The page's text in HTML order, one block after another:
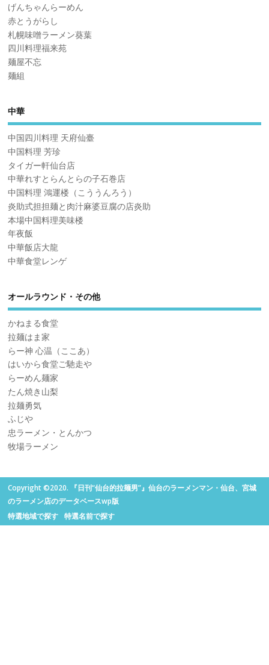
げんちゃんらーめん
赤とうがらし
札幌味噌ラーメン葵葉
四川料理福来苑
麺屋不忘
麺組
中華
中国四川料理 天府仙臺
中国料理 芳珍
タイガー軒仙台店
中華れすとらんとらの子石巻店
中国料理 鴻運楼（こううんろう）
炎助式担担麺と肉汁麻婆豆腐の店炎助
本場中国料理美味楼
年夜飯
中華飯店大龍
中華食堂レンゲ
オールラウンド・その他
かねまる食堂
拉麺はま家
らー神 心温（ここあ）
はいから食堂ご馳走や
らーめん麺家
たん焼き山梨
拉麺勇気
ふじや
忠ラーメン・とんかつ
牧場ラーメン
Copyright ©2020. 『日刊“仙台的拉麺男”』仙台のラーメンマン・仙台、宮城
のラーメン店のデータベースwp版
特選地域で探す
特選名前で探す